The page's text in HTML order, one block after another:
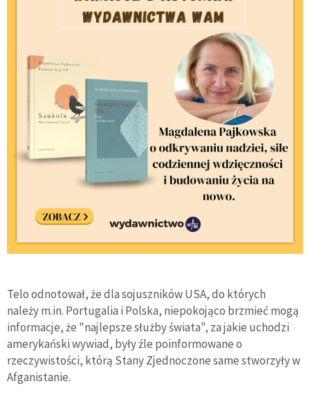
Telo odnotował, że dla sojuszników USA, do których
należy m.in. Portugalia i Polska, niepokojąco brzmieć mogą
informacje, że "najlepsze służby świata", za jakie uchodzi
amerykański wywiad, były źle poinformowane o
rzeczywistości, którą Stany Zjednoczone same stworzyły w
Afganistanie.